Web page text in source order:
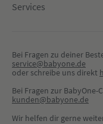
Services
Bei Fragen zu deiner
service@babyone.de
oder schreibe uns direkt
Bei Fragen zur BabyOne-
kunden@babyone.de
Wir helfen dir gerne